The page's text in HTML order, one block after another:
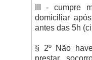
III - cumpre
domiciliar
antes das 5h
§ 2º Não